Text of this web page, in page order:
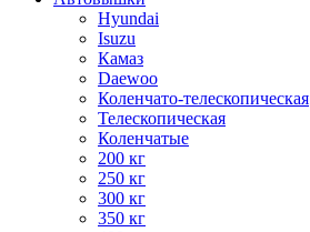
Hyundai
Isuzu
Камаз
Daewoo
Коленчато-телескопическая
Телескопическая
Коленчатые
200 кг
250 кг
300 кг
350 кг